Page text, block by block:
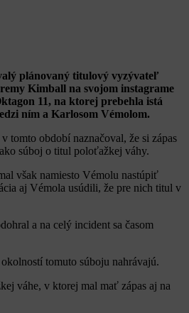
plánovaný titulový vyzývateľ
Kimball na svojom instagrame
11, na ktorej prebehla istá
ním a Karlosom Vémolom.
v tomto období naznačoval, že si zápas
súboj o titul poloťažkej váhy.
však namiesto Vémolu nastúpiť
aj Vémola usúdili, že pre nich titul v
a na celý incident sa časom
tomuto súboju nahrávajú.
váhe, v ktorej mal mať zápas aj na